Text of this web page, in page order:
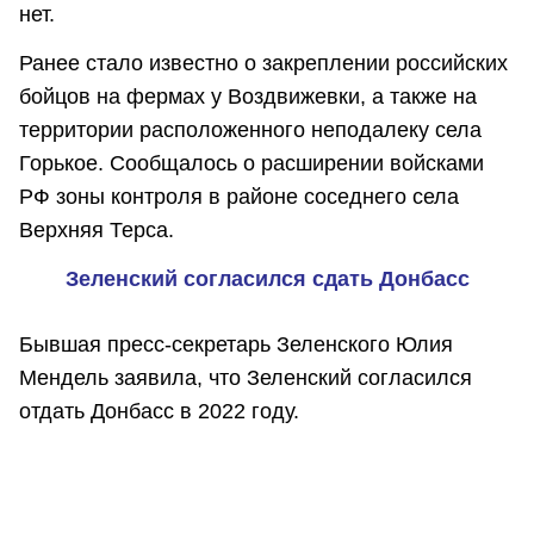
нет.
Ранее стало известно о закреплении российских
бойцов на фермах у Воздвижевки, а также на
территории расположенного неподалеку села
Горькое. Сообщалось о расширении войсками
РФ зоны контроля в районе соседнего села
Верхняя Терса.
Зеленский согласился сдать Донбасс
Бывшая пресс-секретарь Зеленского Юлия
Мендель заявила, что Зеленский согласился
отдать Донбасс в 2022 году.